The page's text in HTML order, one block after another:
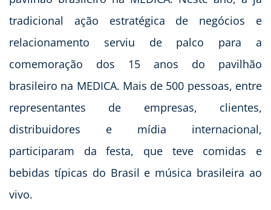
tradicional ação estratégica de negócios e
relacionamento serviu de palco para a
comemoração dos 15 anos do pavilhão
brasileiro na MEDICA. Mais de 500 pessoas, entre
representantes de empresas, clientes,
distribuidores e mídia internacional,
participaram da festa, que teve comidas e
bebidas típicas do Brasil e música brasileira ao
vivo.